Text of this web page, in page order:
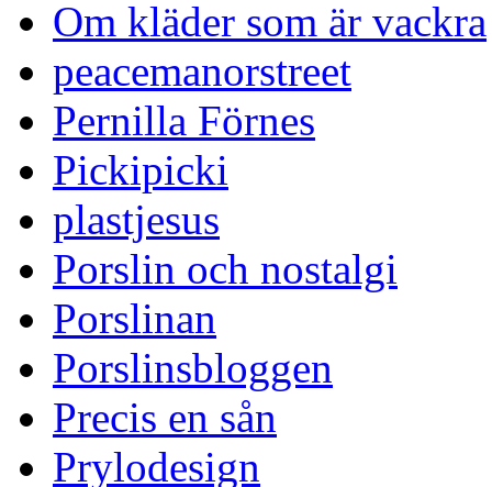
Om kläder som är vackra
peacemanorstreet
Pernilla Förnes
Pickipicki
plastjesus
Porslin och nostalgi
Porslinan
Porslinsbloggen
Precis en sån
Prylodesign